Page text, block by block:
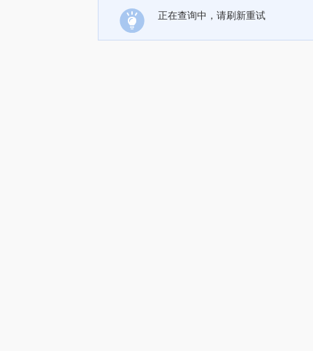
正在查询中，请刷新重试